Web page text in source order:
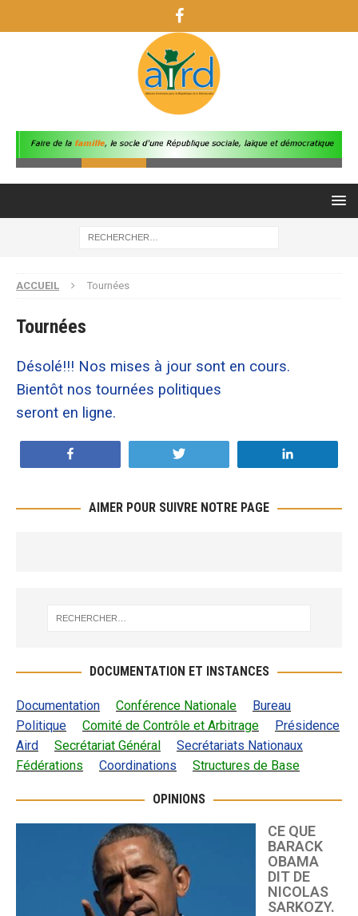
ACCUEIL Tournées
Tournées
Désolé!!! Nos mises à jour sont en cours.
Bientôt nos tournées politiques
seront en ligne.
AIMER POUR SUIVRE NOTRE PAGE
DOCUMENTATION ET INSTANCES
Documentation Conférence Nationale
Bureau
Politique
Comité de Contrôle et Arbitrage
Présidence
Aird
Secrétariat Général
Secrétariats Nationaux
Fédérations
Coordinations Structures de Base
OPINIONS
CE QUE
BARACK
OBAMA
DIT DE
NICOLAS
SARKOZY.